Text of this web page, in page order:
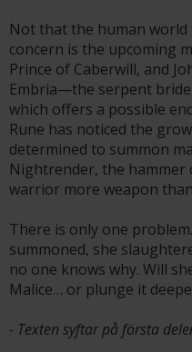
Not that the human
concern is the upcoming
Prince of Caberwill, and
Embria—the serpent
which offers a possible
Rune has noticed the
determined to summon
Nightrender, the
warrior more weapon
There is only one
summoned, she
no one knows why. Will
Malice… or plunge it
- Texten syftar på första